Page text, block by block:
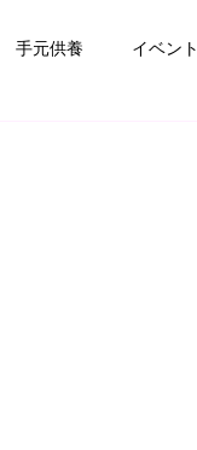
手元供養 イベント